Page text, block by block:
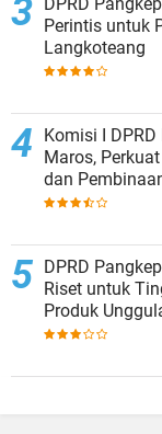
Perintis untuk
Langkoteang
Komisi I DPRD
Maros,
dan
DPRD
Riset untuk
Produk